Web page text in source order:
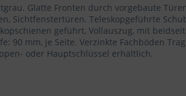
Glatte Fronten durch vorgebaute
Sichtfenstertüren. Teleskopgeführte
geführt, Vollauszug, mit
90 mm, je Seite. Verzinkte Fachböden
oder Hauptschlüssel erhältlich.